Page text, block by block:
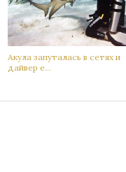
Акyла запутaлась в сетях и
дaйвер е...